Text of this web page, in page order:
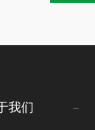
我们